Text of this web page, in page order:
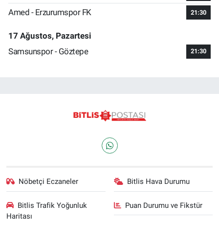
Amed - Erzurumspor FK 21:30
17 Ağustos, Pazartesi
Samsunspor - Göztepe
21:30
Nöbetçi Eczaneler Bitlis Hava Durumu
Bitlis Trafik Yoğunluk
Haritası
Puan Durumu ve Fikstür